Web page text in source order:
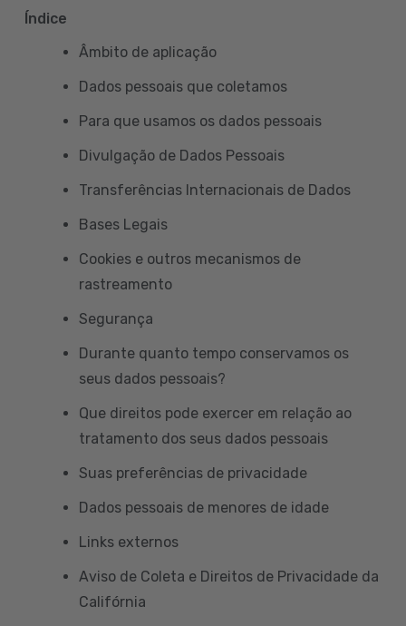
Índice
Âmbito de aplicação
Dados pessoais que coletamos
Para que usamos os dados pessoais
Divulgação de Dados Pessoais
Transferências Internacionais de Dados
Bases Legais
Cookies e outros mecanismos de
rastreamento
Segurança
Durante quanto tempo conservamos os
seus dados pessoais?
Que direitos pode exercer em relação ao
tratamento dos seus dados pessoais
Suas preferências de privacidade
Dados pessoais de menores de idade
Links externos
Aviso de Coleta e Direitos de Privacidade da
Califórnia